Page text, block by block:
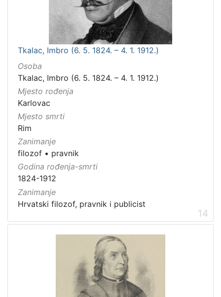
Tkalac, Imbro (6. 5. 1824. – 4. 1. 1912.)
Osoba
Tkalac, Imbro (6. 5. 1824. – 4. 1. 1912.)
Mjesto rođenja
Karlovac
Mjesto smrti
Rim
Zanimanje
filozof • pravnik
Godina rođenja-smrti
1824-1912
Zanimanje
Hrvatski filozof, pravnik i publicist
14